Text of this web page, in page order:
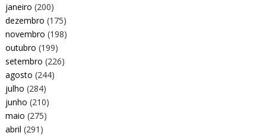
janeiro (200)
dezembro (175)
novembro (198)
outubro (199)
setembro (226)
agosto (244)
julho (284)
junho (210)
maio (275)
abril (291)